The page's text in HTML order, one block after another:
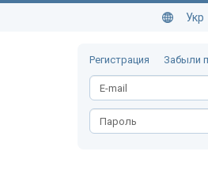
Укр
Регистрация Забыли